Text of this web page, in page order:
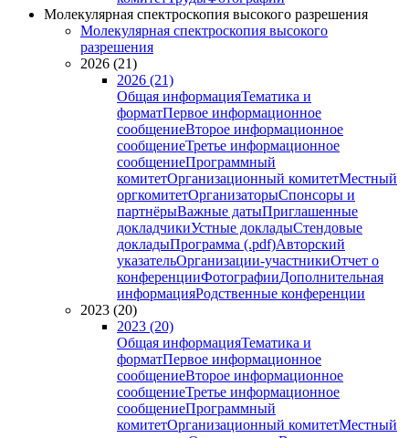
Молекулярная спектроскопия высокого разрешения
Молекулярная спектроскопия высокого
разрешения
2026 (21)
2026 (21)
Общая информацияТематика и
форматПервое информационное
сообщениеВторое информационное
сообщениеТретье информационное
сообщениеПрограммный
комитетОрганизационный комитетМестный
оргкомитетОрганизаторыСпонсоры и
партнёрыВажные датыПриглашенные
докладчикиУстные докладыСтендовые
докладыПрограмма (.pdf)Авторский
указательОрганизации-участникиОтчет о
конференцииФотографииДополнительная
информацияРодственные конференции
2023 (20)
2023 (20)
Общая информацияТематика и
форматПервое информационное
сообщениеВторое информационное
сообщениеТретье информационное
сообщениеПрограммный
комитетОрганизационный комитетМестный